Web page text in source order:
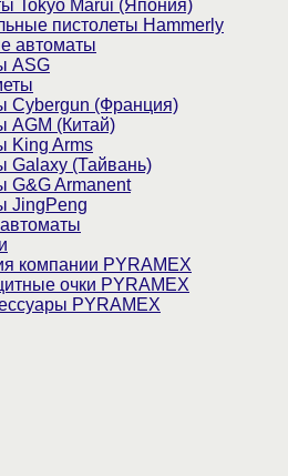
Tokyo Marui (Япония)
пистолеты Hammerly
автоматы
ASG
Cybergun (Франция)
AGM (Китай)
King Arms
Galaxy (Тайвань)
G&G Armanent
JingPeng
компании PYRAMEX
очки PYRAMEX
PYRAMEX